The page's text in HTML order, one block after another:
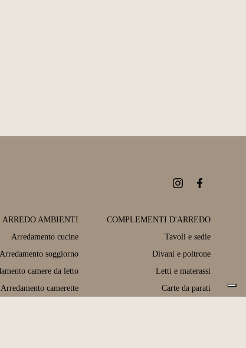
ARREDO AMBIENTI
Arredamento cucine
Arredamento soggiorno
camere da letto
Arredamento camerette
COMPLEMENTI D'ARREDO
Tavoli e sedie
Divani e poltrone
Letti e materassi
Carte da parati